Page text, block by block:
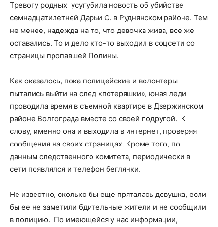
Тревогу родных усугубила новость об убийстве
семнадцатилетней Дарьи С. в Руднянском районе. Тем
не менее, надежда на то, что девочка жива, все же
оставались. То и дело кто-то выходил в соцсети со
страницы пропавшей Полины.
Как оказалось, пока полицейские и волонтеры
пытались выйти на след «потеряшки», юная леди
проводила время в съемной квартире в Дзержинском
районе Волгограда вместе со своей подругой. К
слову, именно она и выходила в интернет, проверяя
сообщения на своих страницах. Кроме того, по
данным следственного комитета, периодически в
сети появлялся и телефон беглянки.
Не известно, сколько бы еще пряталась девушка, если
бы ее не заметили бдительные жители и не сообщили
в полицию. По имеющейся у нас информации,